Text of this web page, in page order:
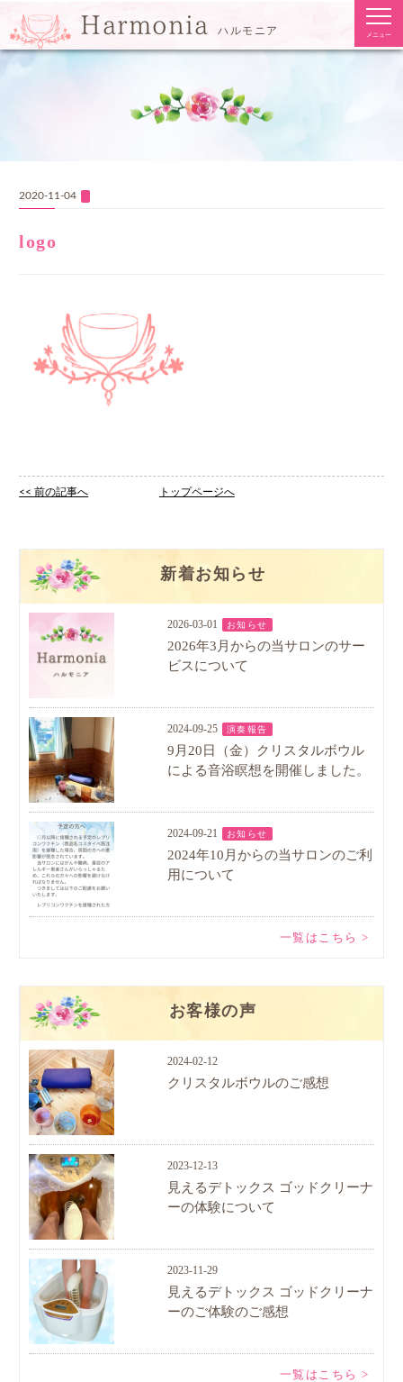
Harmonia ハルモニア メニュー
2020-11-04
logo
<< 前の記事へ トップページへ
新着お知らせ
2026-03-01 お知らせ
2026年3月からの当サロンのサー
ビスについて
2024-09-25 演奏報告
9月20日（金）クリスタルボウル
による音浴瞑想を開催しました。
2024-09-21 お知らせ
2024年10月からの当サロンのご利
用について
一覧はこちら >
お客様の声
2024-02-12
クリスタルボウルのご感想
2023-12-13
見えるデトックス ゴッドクリーナ
ーの体験について
2023-11-29
見えるデトックス ゴッドクリーナ
ーのご体験のご感想
一覧はこちら >